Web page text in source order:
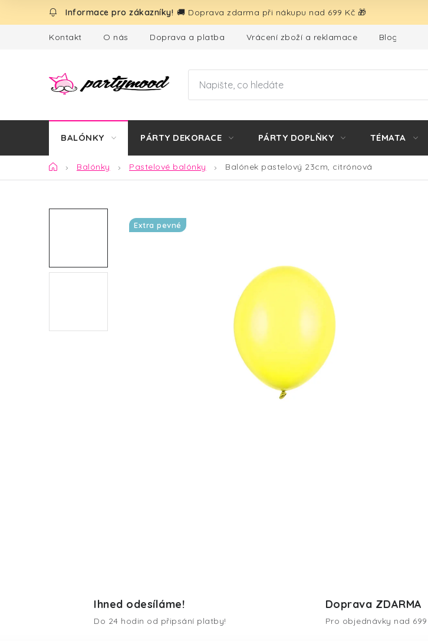
🚚 Doprava zdarma při nákupu nad 699 Kč 🎁
Kontakt O nás Doprava a platba Vrácení zboží a reklamace Blog
BALÓNKY PÁRTY DEKORACE PÁRTY DOPLŇKY TÉMATA
DomůBalónky Pastelové balónky Balónek pastelový 23cm, citrónová
Extra pevné
Ihned odesíláme!
Do 24 hodin od připsání platby!
Doprava ZDARMA
Pro objednávky nad 699